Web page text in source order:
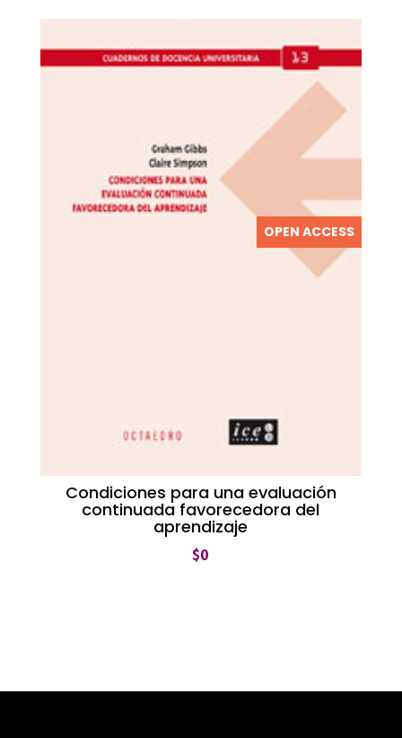
OPEN ACCESS
Condiciones para una evaluación
continuada favorecedora del
aprendizaje
$0